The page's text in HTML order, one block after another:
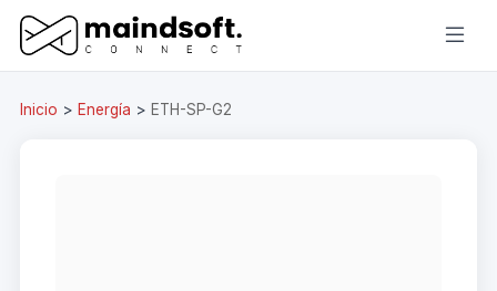
Inicio > Energía > ETH-SP-G2